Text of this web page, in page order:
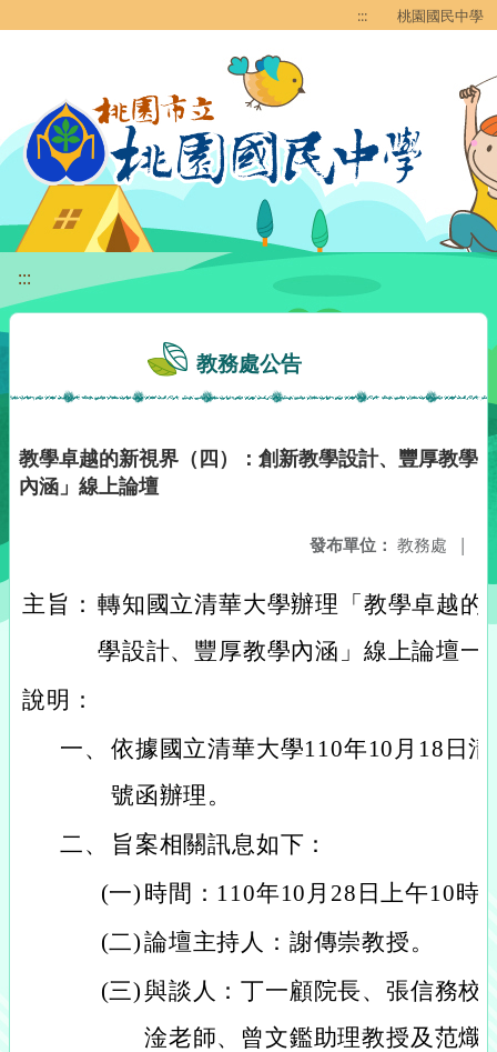
::: 桃園國民中學
:::
教務處公告
教學卓越的新視界（四）：創新教學設計、豐厚教學
內涵」線上論壇
發布單位： 教務處 |
主旨： 轉知國立清華大學辦理「教學卓越的
學設計、豐厚教學內涵」線上論壇一
說明：
一、 依據國立清華大學110年10月18日
號函辦理。
二、
旨案相關訊息如下：
(一) 時間：110年10月28日上午10時
(二)論壇主持人：謝傳崇教授。
(三)與談人：丁一顧院長、張信務校
淦老師、曾文鑑助理教授及范熾